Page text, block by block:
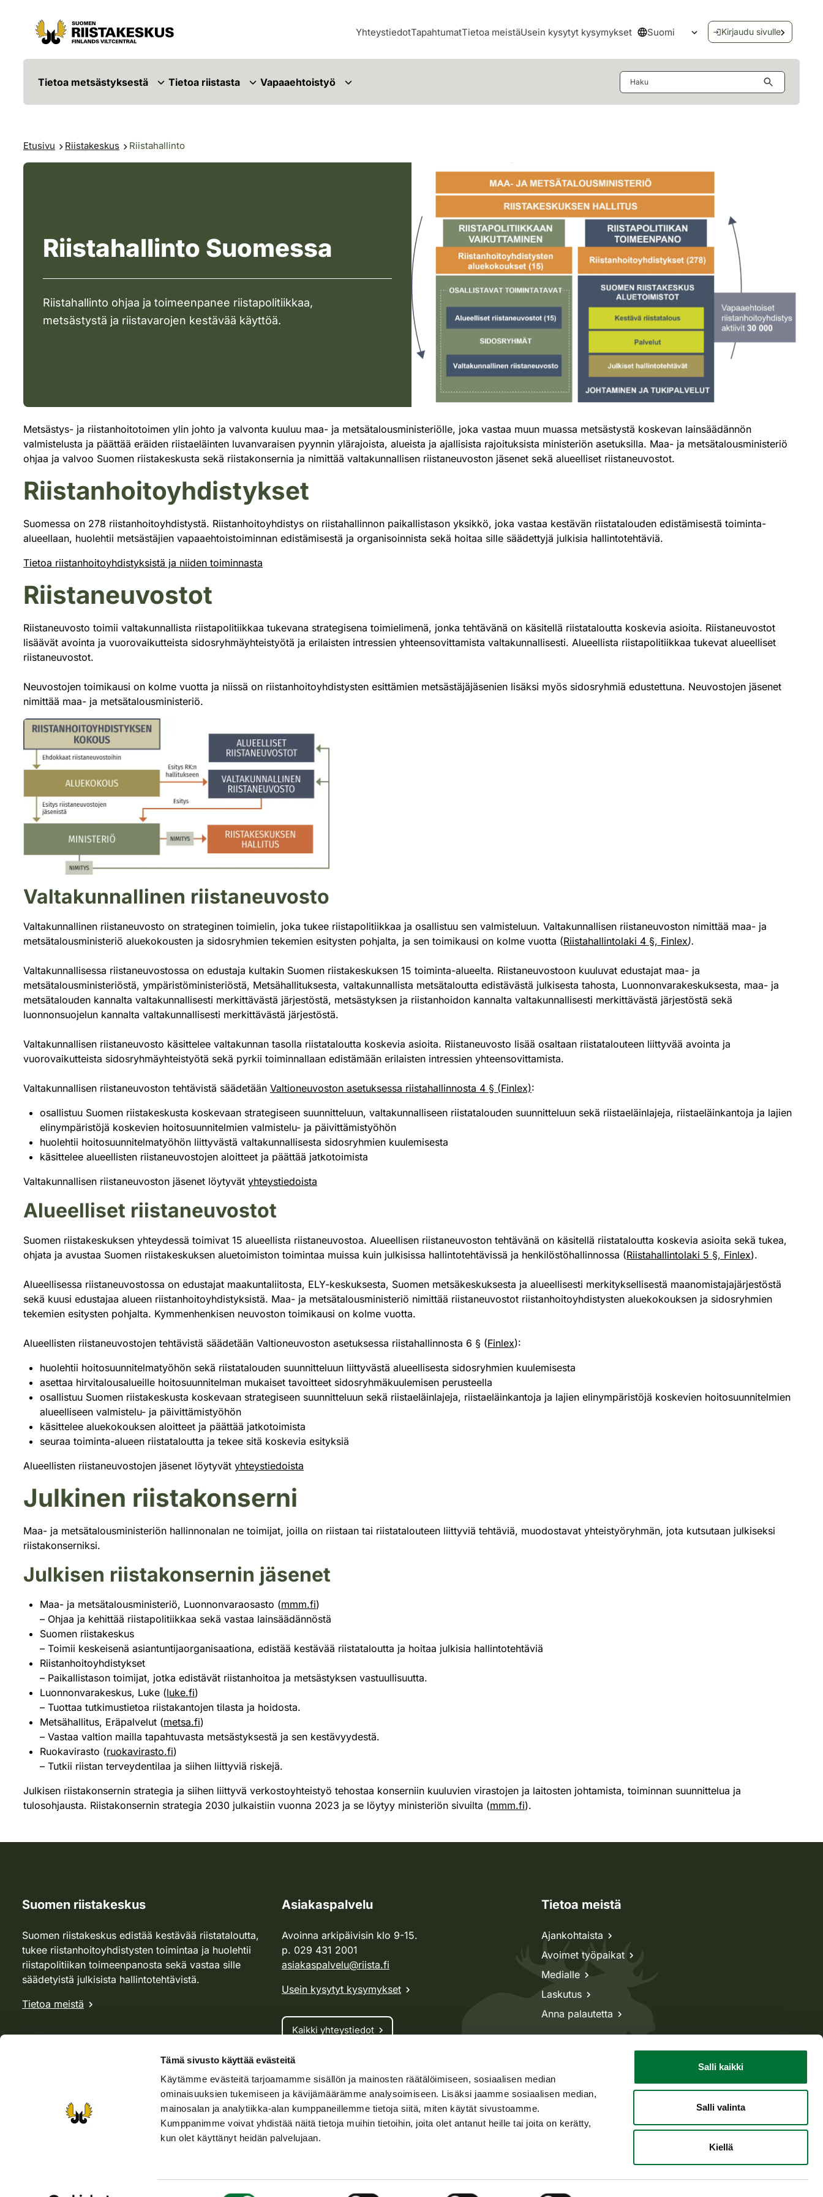
Tämä sivusto käyttää evästeitä
Käytämme evästeitä tarjoamamme sisällön ja mainosten räätälöimiseen, sosiaalisen median
ominaisuuksien tukemiseen ja kävijämäärämme analysoimiseen. Lisäksi jaamme sosiaalisen median,
mainosalan ja analytiikka-alan kumppaneillemme tietoja siitä, miten käytät sivustoamme.
Kumppanimme voivat yhdistää näitä tietoja muihin tietoihin, joita olet antanut heille tai joita on kerätty,
kun olet käyttänyt heidän palvelujaan.
Salli kaikki
Salli valinta
Kiellä
Siirry sisältöön
Siirry sivustokarttaan
YhteystiedotTapahtumatTietoa meistäUsein kysytyt kysymykset Suomi
Avaa kielivalikko
Kirjaudu sivulle
Tietoa metsästyksestä Tietoa riistasta Vapaaehtoistyö
Etusivu Riistakeskus Riistahallinto
Riistahallinto Suomessa
Riistahallinto ohjaa ja toimeenpanee riistapolitiikkaa,
metsästystä ja riistavarojen kestävää käyttöä.
riistahallinto suomessa kaavio
Metsästys- ja riistanhoitotoimen ylin johto ja valvonta kuuluu maa- ja metsätalousministeriölle, joka vastaa muun muassa metsästystä koskevan lainsäädännön
valmistelusta ja päättää eräiden riistaeläinten luvanvaraisen pyynnin ylärajoista, alueista ja ajallisista rajoituksista ministeriön asetuksilla. Maa- ja metsätalousministeriö
ohjaa ja valvoo Suomen riistakeskusta sekä riistakonsernia ja nimittää valtakunnallisen riistaneuvoston jäsenet sekä alueelliset riistaneuvostot.
Riistanhoitoyhdistykset
Suomessa on 278 riistanhoitoyhdistystä. Riistanhoitoyhdistys on riistahallinnon paikallistason yksikkö, joka vastaa kestävän riistatalouden edistämisestä toiminta-
alueellaan, huolehtii metsästäjien vapaaehtoistoiminnan edistämisestä ja organisoinnista sekä hoitaa sille säädettyjä julkisia hallintotehtäviä.
Tietoa riistanhoitoyhdistyksistä ja niiden toiminnasta
Riistaneuvostot
Riistaneuvosto toimii valtakunnallista riistapolitiikkaa tukevana strategisena toimielimenä, jonka tehtävänä on käsitellä riistataloutta koskevia asioita. Riistaneuvostot
lisäävät avointa ja vuorovaikutteista sidosryhmäyhteistyötä ja erilaisten intressien yhteensovittamista valtakunnallisesti. Alueellista riistapolitiikkaa tukevat alueelliset
riistaneuvostot.
Neuvostojen toimikausi on kolme vuotta ja niissä on riistanhoitoyhdistysten esittämien metsästäjäjäsenien lisäksi myös sidosryhmiä edustettuna. Neuvostojen jäsenet
nimittää maa- ja metsätalousministeriö.
Valtakunnallinen riistaneuvosto
Valtakunnallinen riistaneuvosto on strateginen toimielin, joka tukee riistapolitiikkaa ja osallistuu sen valmisteluun. Valtakunnallisen riistaneuvoston nimittää maa- ja
metsätalousministeriö aluekokousten ja sidosryhmien tekemien esitysten pohjalta, ja sen toimikausi on kolme vuotta (Riistahallintolaki 4 §, Finlex).
Valtakunnallisessa riistaneuvostossa on edustaja kultakin Suomen riistakeskuksen 15 toiminta-alueelta. Riistaneuvostoon kuuluvat edustajat maa- ja
metsätalousministeriöstä, ympäristöministeriöstä, Metsähallituksesta, valtakunnallista metsätaloutta edistävästä julkisesta tahosta, Luonnonvarakeskuksesta, maa- ja
metsätalouden kannalta valtakunnallisesti merkittävästä järjestöstä, metsästyksen ja riistanhoidon kannalta valtakunnallisesti merkittävästä järjestöstä sekä
luonnonsuojelun kannalta valtakunnallisesti merkittävästä järjestöstä.
Valtakunnallisen riistaneuvosto käsittelee valtakunnan tasolla riistataloutta koskevia asioita. Riistaneuvosto lisää osaltaan riistatalouteen liittyvää avointa ja
vuorovaikutteista sidosryhmäyhteistyötä sekä pyrkii toiminnallaan edistämään erilaisten intressien yhteensovittamista.
Valtakunnallisen riistaneuvoston tehtävistä säädetään Valtioneuvoston asetuksessa riistahallinnosta 4 § (Finlex):
osallistuu Suomen riistakeskusta koskevaan strategiseen suunnitteluun, valtakunnalliseen riistatalouden suunnitteluun sekä riistaeläinlajeja, riistaeläinkantoja ja lajien
elinympäristöjä koskevien hoitosuunnitelmien valmistelu- ja päivittämistyöhön
huolehtii hoitosuunnitelmatyöhön liittyvästä valtakunnallisesta sidosryhmien kuulemisesta
käsittelee alueellisten riistaneuvostojen aloitteet ja päättää jatkotoimista
Valtakunnallisen riistaneuvoston jäsenet löytyvät yhteystiedoista
Alueelliset riistaneuvostot
Suomen riistakeskuksen yhteydessä toimivat 15 alueellista riistaneuvostoa. Alueellisen riistaneuvoston tehtävänä on käsitellä riistataloutta koskevia asioita sekä tukea,
ohjata ja avustaa Suomen riistakeskuksen aluetoimiston toimintaa muissa kuin julkisissa hallintotehtävissä ja henkilöstöhallinnossa (Riistahallintolaki 5 §, Finlex).
Alueellisessa riistaneuvostossa on edustajat maakuntaliitosta, ELY-keskuksesta, Suomen metsäkeskuksesta ja alueellisesti merkityksellisestä maanomistajajärjestöstä
sekä kuusi edustajaa alueen riistanhoitoyhdistyksistä. Maa- ja metsätalousministeriö nimittää riistaneuvostot riistanhoitoyhdistysten aluekokouksen ja sidosryhmien
tekemien esitysten pohjalta. Kymmenhenkisen neuvoston toimikausi on kolme vuotta.
Alueellisten riistaneuvostojen tehtävistä säädetään Valtioneuvoston asetuksessa riistahallinnosta 6 § (Finlex):
huolehtii hoitosuunnitelmatyöhön sekä riistatalouden suunnitteluun liittyvästä alueellisesta sidosryhmien kuulemisesta
asettaa hirvitalousalueille hoitosuunnitelman mukaiset tavoitteet sidosryhmäkuulemisen perusteella
osallistuu Suomen riistakeskusta koskevaan strategiseen suunnitteluun sekä riistaeläinlajeja, riistaeläinkantoja ja lajien elinympäristöjä koskevien hoitosuunnitelmien
alueelliseen valmistelu- ja päivittämistyöhön
käsittelee aluekokouksen aloitteet ja päättää jatkotoimista
seuraa toiminta-alueen riistataloutta ja tekee sitä koskevia esityksiä
Alueellisten riistaneuvostojen jäsenet löytyvät yhteystiedoista
Julkinen riistakonserni
Maa- ja metsätalousministeriön hallinnonalan ne toimijat, joilla on riistaan tai riistatalouteen liittyviä tehtäviä, muodostavat yhteistyöryhmän, jota kutsutaan julkiseksi
riistakonserniksi.
Julkisen riistakonsernin jäsenet
Maa- ja metsätalousministeriö, Luonnonvaraosasto (mmm.fi)
– Ohjaa ja kehittää riistapolitiikkaa sekä vastaa lainsäädännöstä
Suomen riistakeskus
– Toimii keskeisenä asiantuntijaorganisaationa, edistää kestävää riistataloutta ja hoitaa julkisia hallintotehtäviä
Riistanhoitoyhdistykset
– Paikallistason toimijat, jotka edistävät riistanhoitoa ja metsästyksen vastuullisuutta.
Luonnonvarakeskus, Luke (luke.fi)
– Tuottaa tutkimustietoa riistakantojen tilasta ja hoidosta.
Metsähallitus, Eräpalvelut (metsa.fi)
– Vastaa valtion mailla tapahtuvasta metsästyksestä ja sen kestävyydestä.
Ruokavirasto (ruokavirasto.fi)
– Tutkii riistan terveydentilaa ja siihen liittyviä riskejä.
Julkisen riistakonsernin strategia ja siihen liittyvä verkostoyhteistyö tehostaa konserniin kuuluvien virastojen ja laitosten johtamista, toiminnan suunnittelua ja
tulosohjausta. Riistakonsernin strategia 2030 julkaistiin vuonna 2023 ja se löytyy ministeriön sivuilta (mmm.fi).
Suomen riistakeskus
Suomen riistakeskus edistää kestävää riistataloutta,
tukee riistanhoitoyhdistysten toimintaa ja huolehtii
riistapolitiikan toimeenpanosta sekä vastaa sille
säädetyistä julkisista hallintotehtävistä.
Tietoa meistä
Asiakaspalvelu
Avoinna arkipäivisin klo 9-15.
p. 029 431 2001
asiakaspalvelu@riista.fi
Usein kysytyt kysymykset
Kaikki yhteystiedot
Metsästyskortti-asiat
Oma riista -asiat
Lupa-asiat
Tietoa meistä
Ajankohtaista
Avoimet työpaikat
Medialle
Laskutus
Anna palautetta